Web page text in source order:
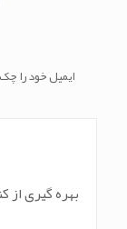
ایمیل خود را